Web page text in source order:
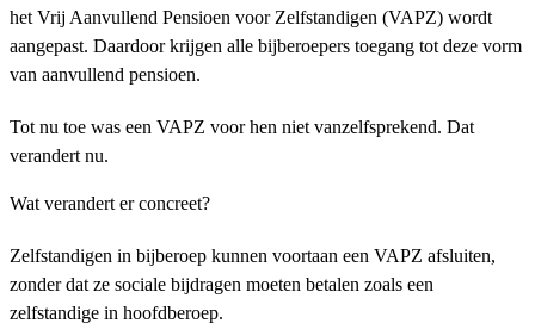
het Vrij Aanvullend Pensioen voor Zelfstandigen (VAPZ) wordt
aangepast. Daardoor krijgen alle bijberoepers toegang tot deze vorm
van aanvullend pensioen.
Tot nu toe was een VAPZ voor hen niet vanzelfsprekend. Dat
verandert nu.
Wat verandert er concreet?
Zelfstandigen in bijberoep kunnen voortaan een VAPZ afsluiten,
zonder dat ze sociale bijdragen moeten betalen zoals een
zelfstandige in hoofdberoep.